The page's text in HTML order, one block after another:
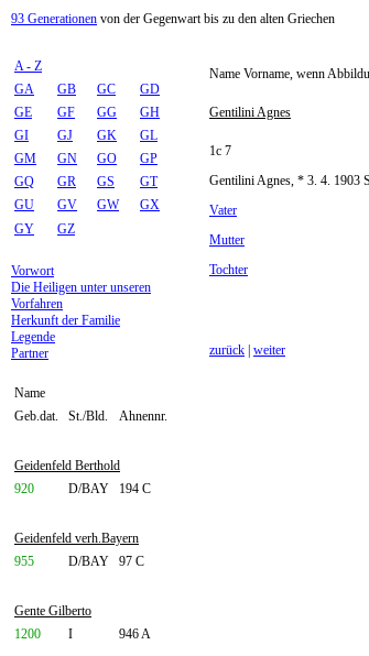
93 Generationen von der Gegenwart bis zu den alten Griechen
A - Z
GA
GB GC
GD
GE
GF GG
GH
GI
GJ GK
GL
GM
GN GO
GP
GQ
GR GS
GT
GU
GV GW
GX
GY
GZ
Vorwort
Die Heiligen unter unseren
Vorfahren
Herkunft der Familie
Legende
Partner
Name
Geb.dat.
St./Bld. Ahnennr.
Geidenfeld Berthold
920
D/BAY 194 C
Geidenfeld verh.Bayern
955
D/BAY 97 C
Gente Gilberto
1200
I 946 A
Name Vorname, wenn
Gentilini Agnes
1c 7
Gentilini Agnes, * 3. 4. 1903
Vater
Mutter
Tochter
zurück weiter